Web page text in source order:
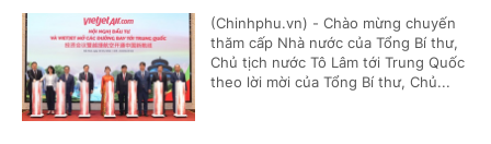
(Chinhphu.vn) - Chào mừng chuyến
thăm cấp Nhà nước của Tổng Bí thư,
Chủ tịch nước Tô Lâm tới Trung Quốc
theo lời mời của Tổng Bí thư, Chủ...